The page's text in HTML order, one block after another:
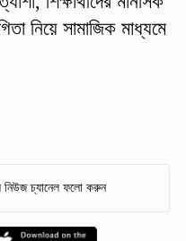
নিয়ে সামাজিক মাধ্যমে
চ্যানেল ফলো করুন